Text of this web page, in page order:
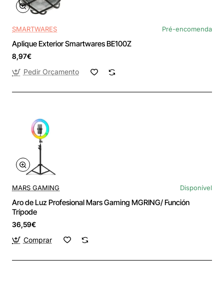
SMARTWARES Pré-encomenda
Aplique Exterior Smartwares BE100Z
8,97€
Pedir Orçamento
MARS GAMING Disponível
Aro de Luz Profesional Mars Gaming MGRING/ Función
Trípode
36,59€
Comprar